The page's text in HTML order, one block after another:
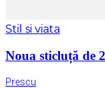
Stil si viata
Noua sticluță de
Prescu